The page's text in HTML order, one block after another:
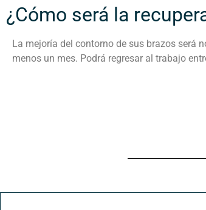
¿Cómo será la
La mejoría del contorno de sus brazos será
menos un mes. Podrá regresar al trabajo